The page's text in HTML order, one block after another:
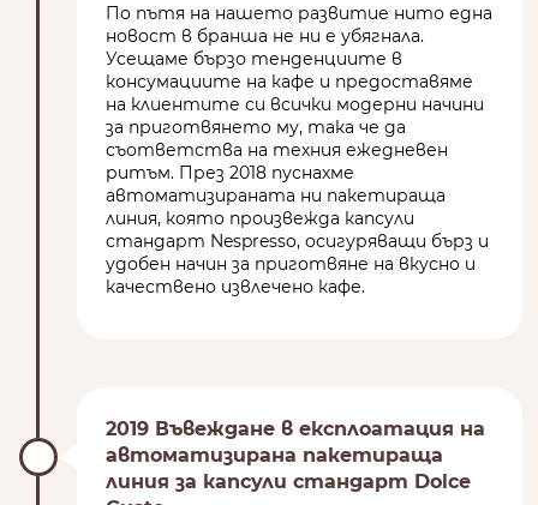
По пътя на нашето развитие нито една
новост в бранша не ни е убягнала.
Усещаме бързо тенденциите в
консумациите на кафе и предоставяме
на клиентите си всички модерни начини
за приготвянето му, така че да
съответства на техния ежедневен
ритъм. През 2018 пуснахме
автоматизираната ни пакетираща
линия, която произвежда капсули
стандарт Nespresso, осигуряващи бърз и
удобен начин за приготвяне на вкусно и
качествено извлечено кафе.
2019 Въвеждане в експлоатация на
автоматизирана пакетираща
линия за капсули стандарт Dolce